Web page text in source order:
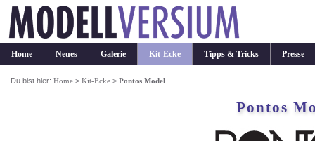
Home Neues Galerie Kit-Ecke Tipps & Tricks Presse
Du bist hier:Home >Kit-Ecke >Pontos Model
Pontos